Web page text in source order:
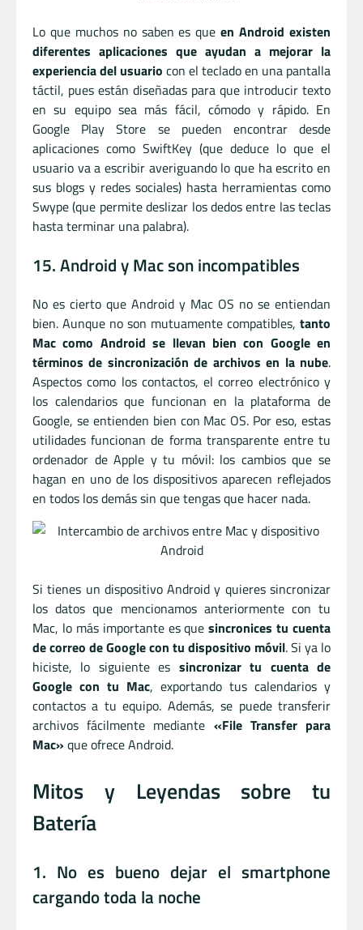
Lo que muchos no saben es queen Android existen
diferentes aplicaciones que ayudan a mejorar la
experiencia del usuario con el teclado en una pantalla
táctil, pues están diseñadas para que introducir texto
en su equipo sea más fácil, cómodo y rápido. En
Google Play Store se pueden encontrar desde
aplicaciones como SwiftKey (que deduce lo que el
usuario va a escribir averiguando lo que ha escrito en
sus blogs y redes sociales) hasta herramientas como
Swype (que permite deslizar los dedos entre las teclas
hasta terminar una palabra).
15. Android y Mac son incompatibles
No es cierto que Android y Mac OS no se entiendan
bien. Aunque no son mutuamente compatibles, tanto
Mac como Android se llevan bien con Google en
términos de sincronización de archivos en la nube.
Aspectos como los contactos, el correo electrónico y
los calendarios que funcionan en la plataforma de
Google, se entienden bien con Mac OS. Por eso, estas
utilidades funcionan de forma transparente entre tu
ordenador de Apple y tu móvil: los cambios que se
hagan en uno de los dispositivos aparecen reflejados
en todos los demás sin que tengas que hacer nada.
Si tienes un dispositivo Android y quieres sincronizar
los datos que mencionamos anteriormente con tu
Mac, lo más importante es quesincronices tu cuenta
de correo de Google con tu dispositivo móvil. Si ya lo
hiciste, lo siguiente es sincronizar tu cuenta de
Google con tu Mac, exportando tus calendarios y
contactos a tu equipo. Además, se puede transferir
archivos fácilmente mediante «File Transfer para
Mac» que ofrece Android.
Mitos y Leyendas sobre tu
Batería
1. No es bueno dejar el smartphone
cargando toda la noche